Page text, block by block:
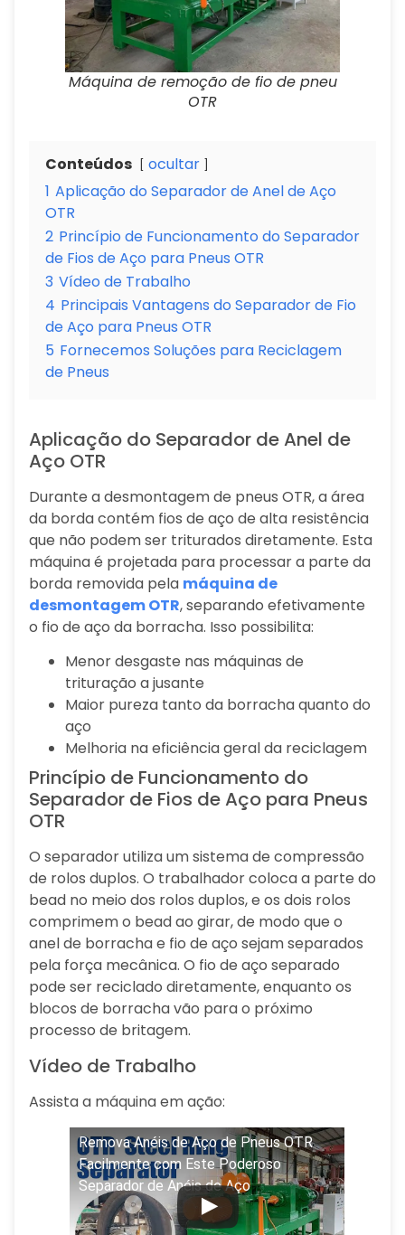
Máquina de remoção de fio de pneu
OTR
Conteúdos
ocultar
1 Aplicação do Separador de Anel de Aço
OTR
2 Princípio de Funcionamento do Separador
de Fios de Aço para Pneus OTR
3 Vídeo de Trabalho
4 Principais Vantagens do Separador de Fio
de Aço para Pneus OTR
5 Fornecemos Soluções para Reciclagem
de Pneus
Aplicação do Separador de Anel de
Aço OTR
Durante a desmontagem de pneus OTR, a área
da borda contém fios de aço de alta resistência
que não podem ser triturados diretamente. Esta
máquina é projetada para processar a parte da
borda removida pela máquina de
desmontagem OTR, separando efetivamente
o fio de aço da borracha. Isso possibilita:
Menor desgaste nas máquinas de
trituração a jusante
Maior pureza tanto da borracha quanto do
aço
Melhoria na eficiência geral da reciclagem
Princípio de Funcionamento do
Separador de Fios de Aço para Pneus
OTR
O separador utiliza um sistema de compressão
de rolos duplos. O trabalhador coloca a parte do
bead no meio dos rolos duplos, e os dois rolos
comprimem o bead ao girar, de modo que o
anel de borracha e fio de aço sejam separados
pela força mecânica. O fio de aço separado
pode ser reciclado diretamente, enquanto os
blocos de borracha vão para o próximo
processo de britagem.
Vídeo de Trabalho
Assista a máquina em ação:
Remova Anéis de Aço de Pneus OTR
Facilmente com Este Poderoso
Separador de Anéis de Aço